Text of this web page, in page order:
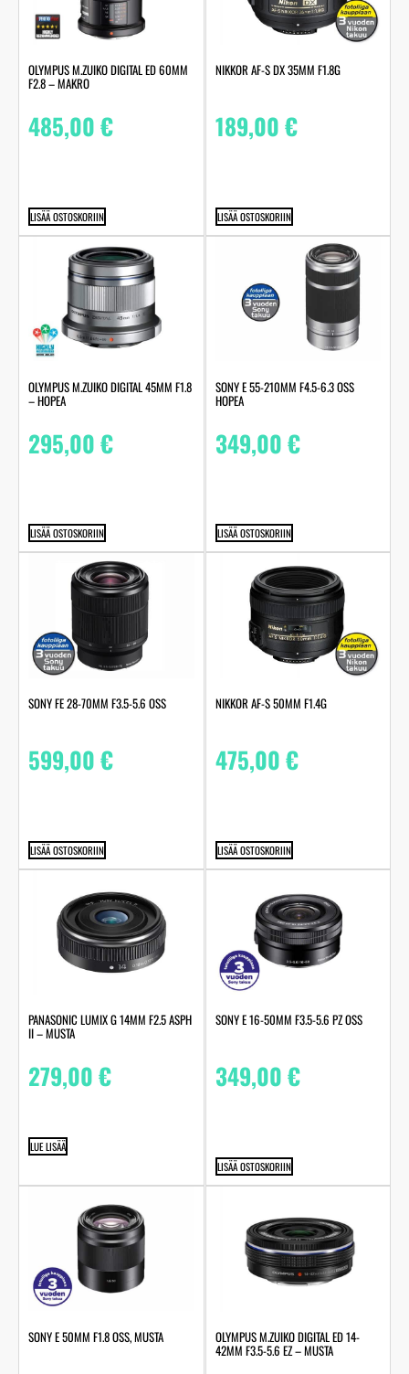
OLYMPUS M.ZUIKO DIGITAL ED 60MM
F2.8 – MAKRO
485,00€
LISÄÄ OSTOSKORIIN
NIKKOR AF-S DX 35MM F1.8G
189,00€
LISÄÄ OSTOSKORIIN
OLYMPUS M.ZUIKO DIGITAL 45MM F1.8
– HOPEA
295,00€
LISÄÄ OSTOSKORIIN
SONY E 55-210MM F4.5-6.3 OSS
HOPEA
349,00€
LISÄÄ OSTOSKORIIN
SONY FE 28-70MM F3.5-5.6 OSS
599,00€
LISÄÄ OSTOSKORIIN
NIKKOR AF-S 50MM F1.4G
475,00€
LISÄÄ OSTOSKORIIN
PANASONIC LUMIX G 14MM F2.5 ASPH
II – MUSTA
279,00€
LUE LISÄÄ
SONY E 16-50MM F3.5-5.6 PZ OSS
349,00€
LISÄÄ OSTOSKORIIN
SONY E 50MM F1.8 OSS, MUSTA OLYMPUS M.ZUIKO DIGITAL ED 14-
42MM F3.5-5.6 EZ – MUSTA